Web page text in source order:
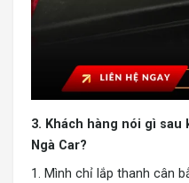
3. Khách hàng nói gì
Ngà Car?
1. Mình chỉ lắp thanh cân